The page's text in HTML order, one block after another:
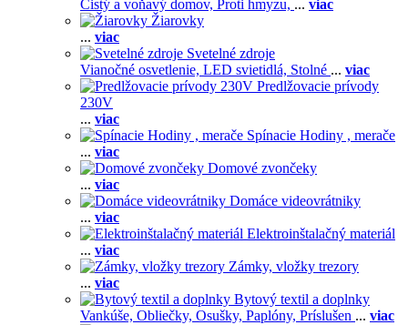
Čistý a voňavý domov, Proti hmyzu, ... viac
Žiarovky
... viac
Svetelné zdroje
Vianočné osvetlenie, LED svietidlá, Stolné ... viac
Predlžovacie prívody
230V
... viac
Spínacie Hodiny , merače
... viac
Domové zvončeky
... viac
Domáce videovrátniky
... viac
Elektroinštalačný materiál
... viac
Zámky, vložky trezory
... viac
Bytový textil a doplnky
Vankúše, Obliečky, Osušky, Paplóny, Príslušen ... viac